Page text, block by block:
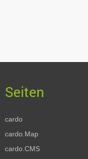
cardo
cardo.Map
cardo.CMS